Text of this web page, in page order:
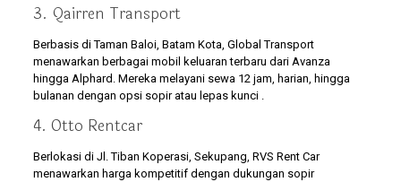
3. Qairren Transport
Berbasis di Taman Baloi, Batam Kota, Global Transport
menawarkan berbagai mobil keluaran terbaru dari Avanza
hingga Alphard. Mereka melayani sewa 12 jam, harian, hingga
bulanan dengan opsi sopir atau lepas kunci .
4. Otto Rentcar
Berlokasi di Jl. Tiban Koperasi, Sekupang, RVS Rent Car
menawarkan harga kompetitif dengan dukungan sopir